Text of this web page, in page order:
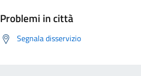
Problemi in città
Segnala disservizio